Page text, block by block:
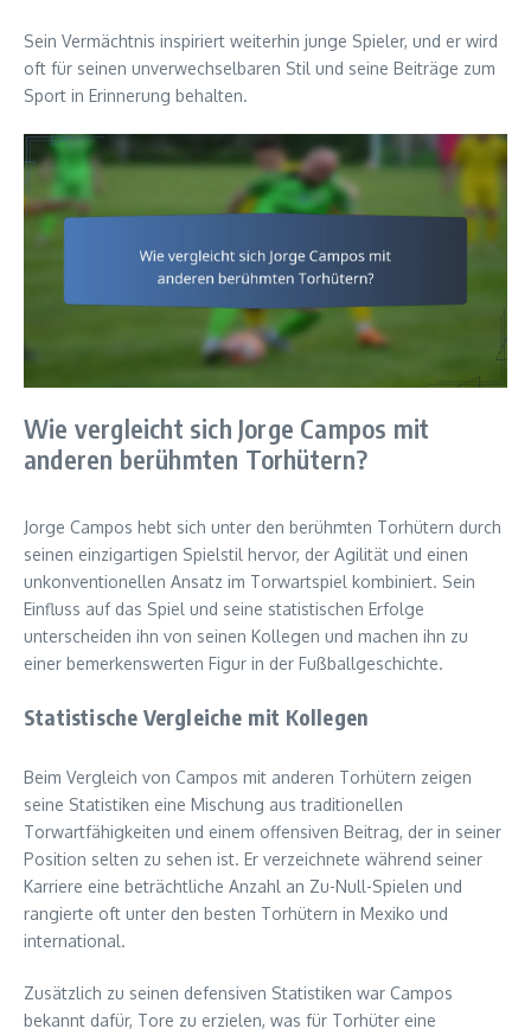
Sein Vermächtnis inspiriert weiterhin junge Spieler, und er wird
oft für seinen unverwechselbaren Stil und seine Beiträge zum
Sport in Erinnerung behalten.
Wie vergleicht sich Jorge Campos mit
anderen berühmten Torhütern?
Jorge Campos hebt sich unter den berühmten Torhütern durch
seinen einzigartigen Spielstil hervor, der Agilität und einen
unkonventionellen Ansatz im Torwartspiel kombiniert. Sein
Einfluss auf das Spiel und seine statistischen Erfolge
unterscheiden ihn von seinen Kollegen und machen ihn zu
einer bemerkenswerten Figur in der Fußballgeschichte.
Statistische Vergleiche mit Kollegen
Beim Vergleich von Campos mit anderen Torhütern zeigen
seine Statistiken eine Mischung aus traditionellen
Torwartfähigkeiten und einem offensiven Beitrag, der in seiner
Position selten zu sehen ist. Er verzeichnete während seiner
Karriere eine beträchtliche Anzahl an Zu-Null-Spielen und
rangierte oft unter den besten Torhütern in Mexiko und
international.
Zusätzlich zu seinen defensiven Statistiken war Campos
bekannt dafür, Tore zu erzielen, was für Torhüter eine